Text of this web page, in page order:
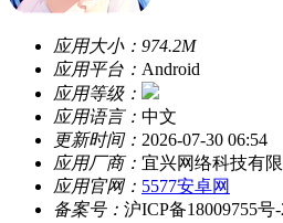
应用大小： 974.2M
应用平台： Android
应用等级：
应用语言： 中文
更新时间： 2026-07-30 06:54
应用厂商： 宜兴网络科技有限
应用官网： 5577安卓网
备案号： 沪ICP备18009755号